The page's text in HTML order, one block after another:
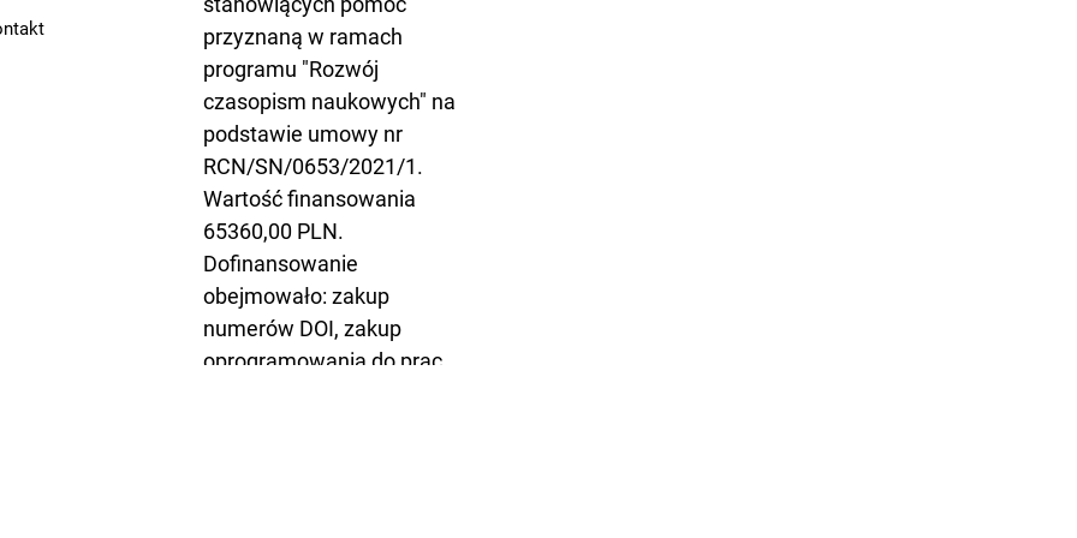
przyznaną w ramach
programu "Rozwój
czasopism naukowych" na
podstawie umowy nr
RCN/SN/0653/2021/1.
Wartość finansowania
65360,00 PLN.
Dofinansowanie
obejmowało: zakup
numerów DOI, zakup
oprogramowania do prac